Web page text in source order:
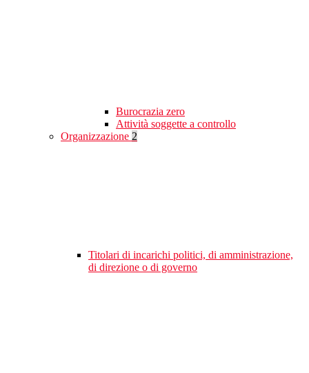
Burocrazia zero
Attività soggette a controllo
Organizzazione 2
Titolari di incarichi politici, di amministrazione,
di direzione o di governo